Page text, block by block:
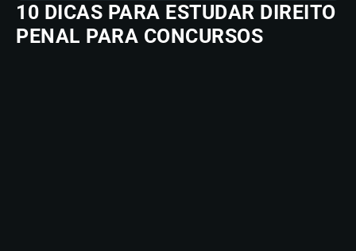
10 DICAS PARA ESTUDAR DIREITO
PENAL PARA CONCURSOS